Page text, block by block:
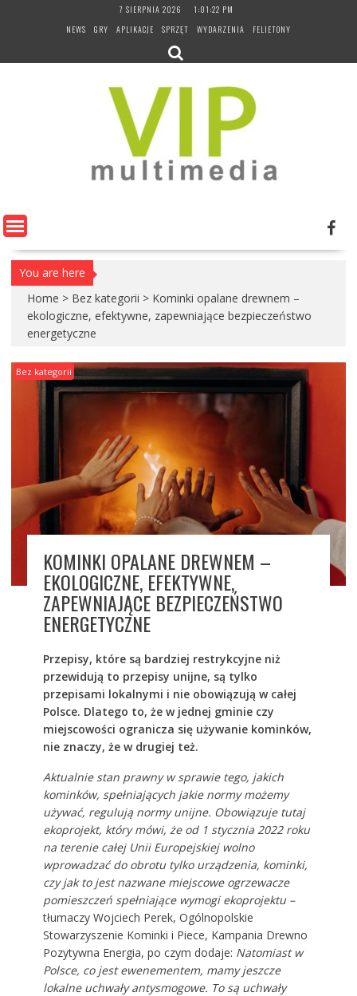
7 SIERPNIA 2026
1:01:24 PM
NEWS
GRY APLIKACJE SPRZĘT WYDARZENIA FELIETONY
You are here
Home > Bez kategorii > Kominki opalane drewnem –
ekologiczne, efektywne, zapewniające bezpieczeństwo
energetyczne
Bez kategorii
KOMINKI OPALANE DREWNEM –
EKOLOGICZNE, EFEKTYWNE,
ZAPEWNIAJĄCE BEZPIECZEŃSTWO
ENERGETYCZNE
Przepisy, które są bardziej restrykcyjne niż
przewidują to przepisy unijne, są tylko
przepisami lokalnymi i nie obowiązują w całej
Polsce. Dlatego to, że w jednej gminie czy
miejscowości ogranicza się używanie kominków,
nie znaczy, że w drugiej też.
Aktualnie stan prawny w sprawie tego, jakich
kominków, spełniających jakie normy możemy
używać, regulują normy unijne. Obowiązuje tutaj
ekoprojekt, który mówi, że od 1 stycznia 2022 roku
na terenie całej Unii Europejskiej wolno
wprowadzać do obrotu tylko urządzenia, kominki,
czy jak to jest nazwane miejscowe ogrzewacze
pomieszczeń spełniające wymogi ekoprojektu –
tłumaczy Wojciech Perek, Ogólnopolskie
Stowarzyszenie Kominki i Piece, Kampania Drewno
Pozytywna Energia, po czym dodaje: Natomiast w
Polsce, co jest ewenementem, mamy jeszcze
lokalne uchwały antysmogowe. To są uchwały